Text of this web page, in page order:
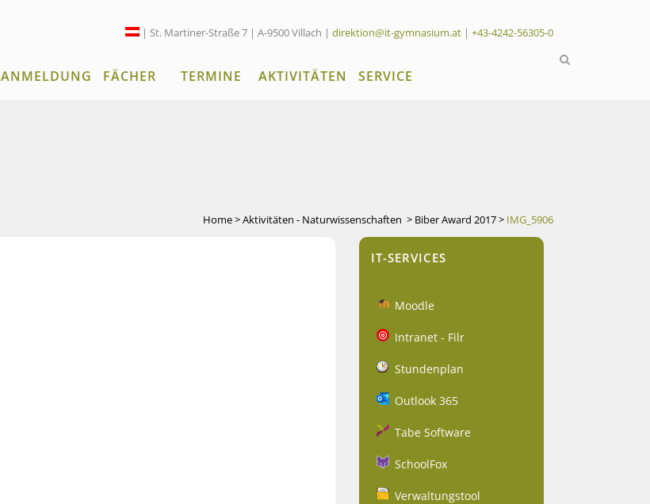
| St. Martiner-Straße 7 | A-9500 Villach | direktion@it-gymnasium.at | +43-4242-56305-0
ANMELDUNG FÄCHER TERMINE AKTIVITÄTEN SERVICE
Home>Aktivitäten - Naturwissenschaften > Biber Award 2017> IMG_5906
IT-SERVICES
Moodle
Intranet - Filr
Stundenplan
Outlook 365
Tabe Software
SchoolFox
Verwaltungstool